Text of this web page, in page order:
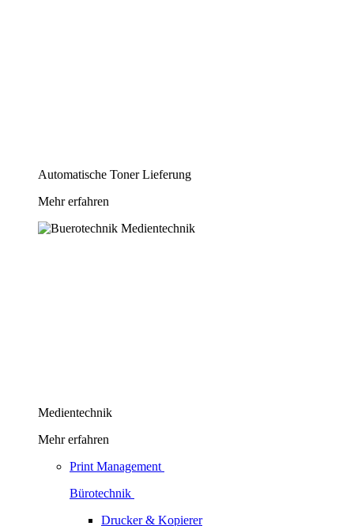
Automatische Toner Lieferung
Mehr erfahren
Medientechnik
Mehr erfahren
Print Management
Bürotechnik
Drucker & Kopierer